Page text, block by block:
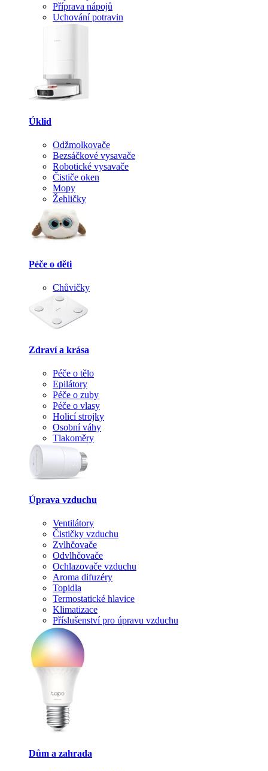
Příprava nápojů
Uchování potravin
Úklid
Odžmolkovače
Bezsáčkové vysavače
Robotické vysavače
Čističe oken
Mopy
Žehličky
Péče o děti
Chůvičky
Zdraví a krása
Péče o tělo
Epilátory
Péče o zuby
Péče o vlasy
Holicí strojky
Osobní váhy
Tlakoměry
Úprava vzduchu
Ventilátory
Čističky vzduchu
Zvlhčovače
Odvlhčovače
Ochlazovače vzduchu
Aroma difuzéry
Topidla
Termostatické hlavice
Klimatizace
Příslušenství pro úpravu vzduchu
Dům a zahrada